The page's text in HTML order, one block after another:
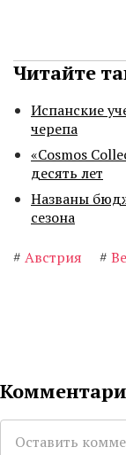
Читайте
Испанские
черепа
«Cosmos
десять лет
Названы
сезона
# Австрия #